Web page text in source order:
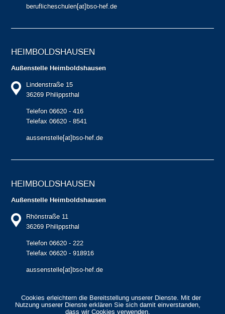
beruflicheschulen[at]bso-hef.de
HEIMBOLDS­HAUSEN
Außenstelle Heimboldshausen
Lindenstraße 15
36269 Philippsthal
Telefon 06620 - 416
Telefax 06620 - 8541
aussenstelle[at]bso-hef.de
HEIMBOLDS­HAUSEN
Außenstelle Heimboldshausen
Rhönstraße 11
36269 Philippsthal
Telefon 06620 - 222
Telefax 06620 - 918916
aussenstelle[at]bso-hef.de
Cookies erleichtern die Bereitstellung unserer Dienste. Mit der
Nutzung unserer Dienste erklären Sie sich damit einverstanden,
dass wir Cookies verwenden.